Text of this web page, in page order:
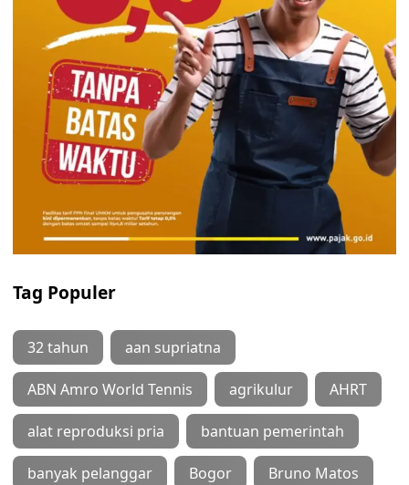
Tag Populer
32 tahun aan supriatna
ABN Amro World Tennis agrikulur AHRT
alat reproduksi pria bantuan pemerintah
banyak pelanggar Bogor Bruno Matos